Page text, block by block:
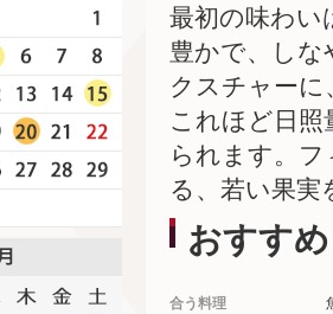
最初の味わい
豊かで、しな
クスチャー
これほど日
られます。
る、若い果実
おすすめ
合う料理